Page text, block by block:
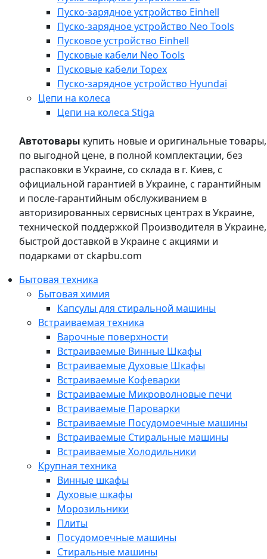
Пуско-зарядное устройство Einhell
Пуско-зарядное устройство Neo Tools
Пусковое устройство Einhell
Пусковые кабели Neo Tools
Пусковые кабели Topex
Пуско-зарядное устройство Hyundai
Цепи на колеса
Цепи на колеса Stiga
Автотовары купить новые и оригинальные товары,
по выгодной цене, в полной комплектации, без
распаковки в Украине, со склада в г. Киев, с
официальной гарантией в Украине, с гарантийным
и после-гарантийным обслуживанием в
авторизированных сервисных центрах в Украине,
технической поддержкой Производителя в Украине,
быстрой доставкой в Украине с акциями и
подарками от ckapbu.com
Бытовая техника
Бытовая химия
Капсулы для стиральной машины
Встраиваемая техника
Варочные поверхности
Встраиваемые Винные Шкафы
Встраиваемые Духовые Шкафы
Встраиваемые Кофеварки
Встраиваемые Микроволновые печи
Встраиваемые Пароварки
Встраиваемые Посудомоечные машины
Встраиваемые Стиральные машины
Встраиваемые Холодильники
Крупная техника
Винные шкафы
Духовые шкафы
Морозильники
Плиты
Посудомоечные машины
Стиральные машины